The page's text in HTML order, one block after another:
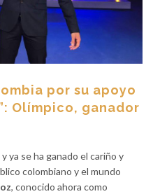
por su apoyo
Olímpico, ganador
ya se ha ganado el cariño y
colombiano y el mundo
, conocido ahora como